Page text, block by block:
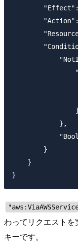
                ]
            },
        }
    }
わってリクエスト
キーです。